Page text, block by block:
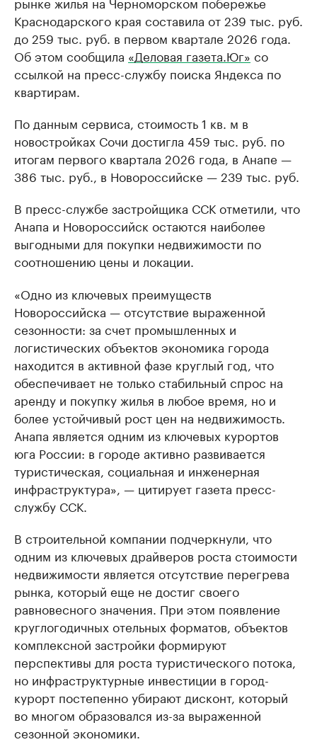
Краснодарского края составила от 239 тыс. руб.
до 259 тыс. руб. в первом квартале 2026 года.
Об этом сообщила «Деловая газета.Юг» со
ссылкой на пресс-службу поиска Яндекса по
квартирам.
По данным сервиса, стоимость 1 кв. м в
новостройках Сочи достигла 459 тыс. руб. по
итогам первого квартала 2026 года, в Анапе —
386 тыс. руб., в Новороссийске — 239 тыс. руб.
В пресс-службе застройщика ССК отметили, что
Анапа и Новороссийск остаются наиболее
выгодными для покупки недвижимости по
соотношению цены и локации.
«Одно из ключевых преимуществ
Новороссийска — отсутствие выраженной
сезонности: за счет промышленных и
логистических объектов экономика города
находится в активной фазе круглый год, что
обеспечивает не только стабильный спрос на
аренду и покупку жилья в любое время, но и
более устойчивый рост цен на недвижимость.
Анапа является одним из ключевых курортов
юга России: в городе активно развивается
туристическая, социальная и инженерная
инфраструктура», — цитирует газета пресс-
службу ССК.
В строительной компании подчеркнули, что
одним из ключевых драйверов роста стоимости
недвижимости является отсутствие перегрева
рынка, который еще не достиг своего
равновесного значения. При этом появление
круглогодичных отельных форматов, объектов
комплексной застройки формируют
перспективы для роста туристического потока,
но инфраструктурные инвестиции в город-
курорт постепенно убирают дисконт, который
во многом образовался из-за выраженной
сезонной экономики.